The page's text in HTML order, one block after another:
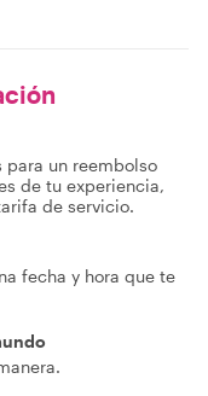
para un reembolso
de tu experiencia,
de servicio.
fecha y hora que te